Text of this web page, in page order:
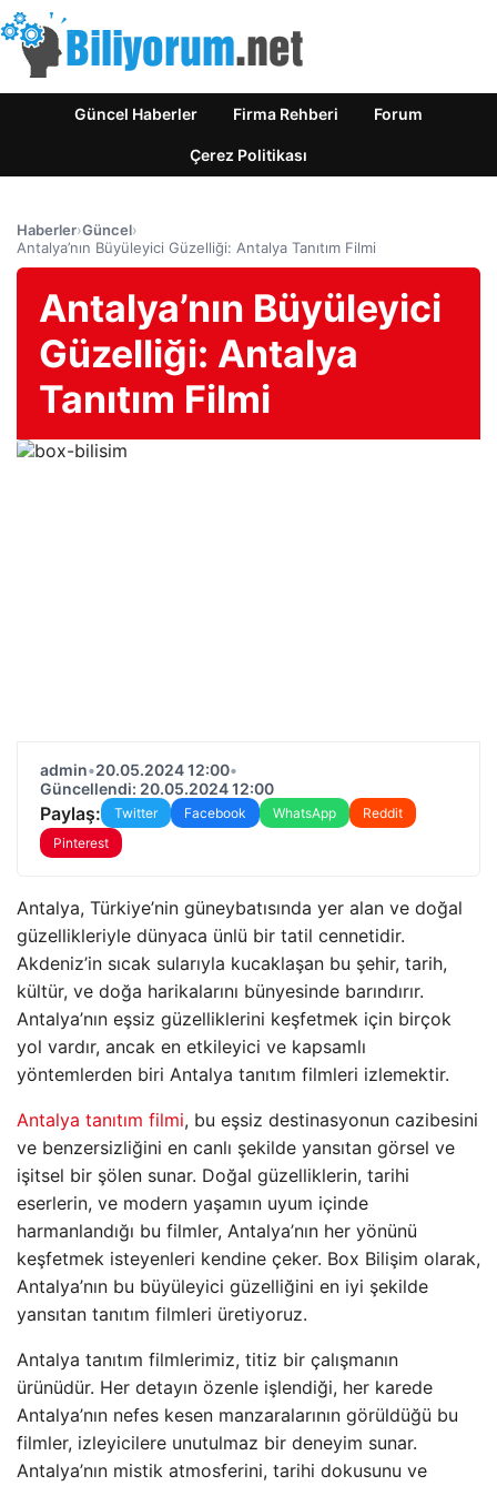
Güncel Haberler Firma Rehberi Forum
Çerez Politikası
Haberler›Güncel›
Antalya’nın Büyüleyici Güzelliği: Antalya Tanıtım Filmi
Antalya’nın Büyüleyici
Güzelliği: Antalya
Tanıtım Filmi
admin•20.05.2024 12:00•
Güncellendi: 20.05.2024 12:00
Paylaş: Twitter Facebook WhatsApp
Reddit
Pinterest
Antalya, Türkiye’nin güneybatısında yer alan ve doğal
güzellikleriyle dünyaca ünlü bir tatil cennetidir.
Akdeniz’in sıcak sularıyla kucaklaşan bu şehir, tarih,
kültür, ve doğa harikalarını bünyesinde barındırır.
Antalya’nın eşsiz güzelliklerini keşfetmek için birçok
yol vardır, ancak en etkileyici ve kapsamlı
yöntemlerden biri Antalya tanıtım filmleri izlemektir.
Antalya tanıtım filmi, bu eşsiz destinasyonun cazibesini
ve benzersizliğini en canlı şekilde yansıtan görsel ve
işitsel bir şölen sunar. Doğal güzelliklerin, tarihi
eserlerin, ve modern yaşamın uyum içinde
harmanlandığı bu filmler, Antalya’nın her yönünü
keşfetmek isteyenleri kendine çeker. Box Bilişim olarak,
Antalya’nın bu büyüleyici güzelliğini en iyi şekilde
yansıtan tanıtım filmleri üretiyoruz.
Antalya tanıtım filmlerimiz, titiz bir çalışmanın
ürünüdür. Her detayın özenle işlendiği, her karede
Antalya’nın nefes kesen manzaralarının görüldüğü bu
filmler, izleyicilere unutulmaz bir deneyim sunar.
Antalya’nın mistik atmosferini, tarihi dokusunu ve